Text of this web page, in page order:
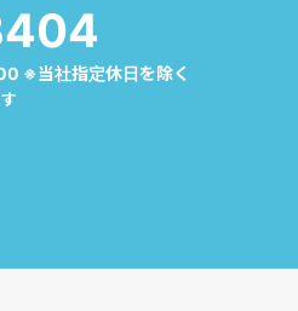
※当社指定休日を除く